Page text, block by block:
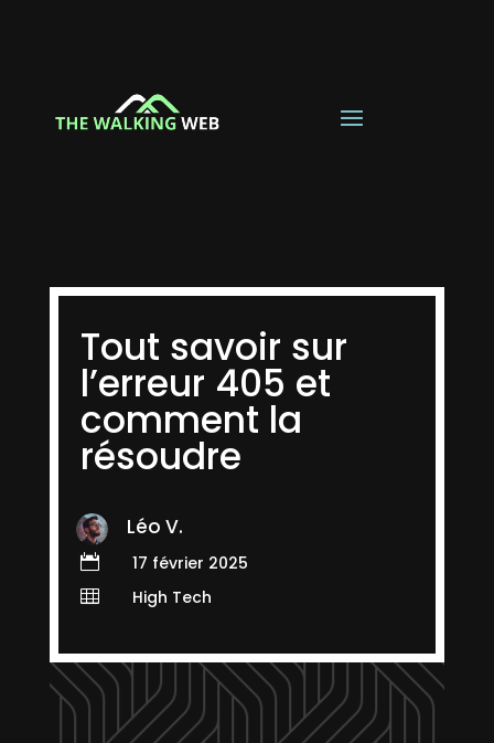
Tout savoir sur
l’erreur 405 et
comment la
résoudre
Léo V.
 17 février 2025
 High Tech